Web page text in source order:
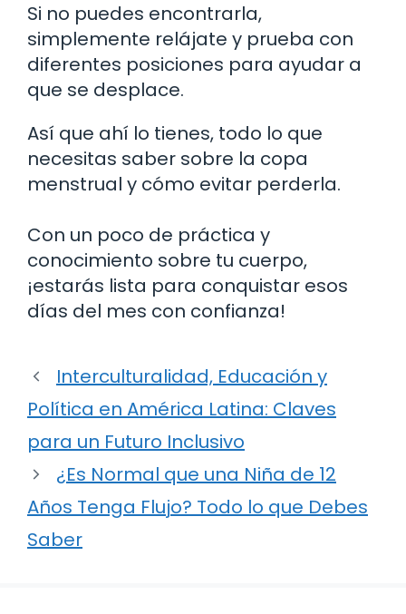
Si no puedes encontrarla,
simplemente relájate y prueba con
diferentes posiciones para ayudar a
que se desplace.
Así que ahí lo tienes, todo lo que
necesitas saber sobre la copa
menstrual y cómo evitar perderla.
Con un poco de práctica y
conocimiento sobre tu cuerpo,
¡estarás lista para conquistar esos
días del mes con confianza!
Interculturalidad, Educación y
Política en América Latina: Claves
para un Futuro Inclusivo
¿Es Normal que una Niña de 12
Años Tenga Flujo? Todo lo que Debes
Saber